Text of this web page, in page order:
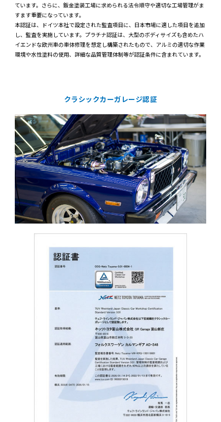
ています。さらに、鈑金塗装工場に求められる法令順守や適切な工場管理がま
すます重要になっています。
本認証は、ドイツ本社で設定された監査項目に、日本市場に適した項目を追加
し、監査を実施しています。プラチナ認証は、大型のボディサイズも含めたハ
イエンドな欧州車の車体修理を想定し構築されたもので、アルミの適切な作業
環境や水性塗料の使用、詳細な品質管理体制等が認証条件に含まれています。
クラシックカーガレージ認証